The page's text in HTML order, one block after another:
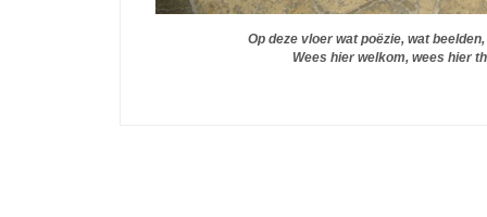
Op deze vloer wat poëzie, wat
Wees hier welkom, wees hier